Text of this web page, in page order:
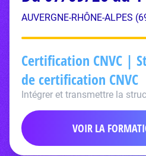
AUVERGNE-RHÔNE-ALPES
Certification CNVC |
de certification CNVC
Intégrer et transmettre la
VOIR LA